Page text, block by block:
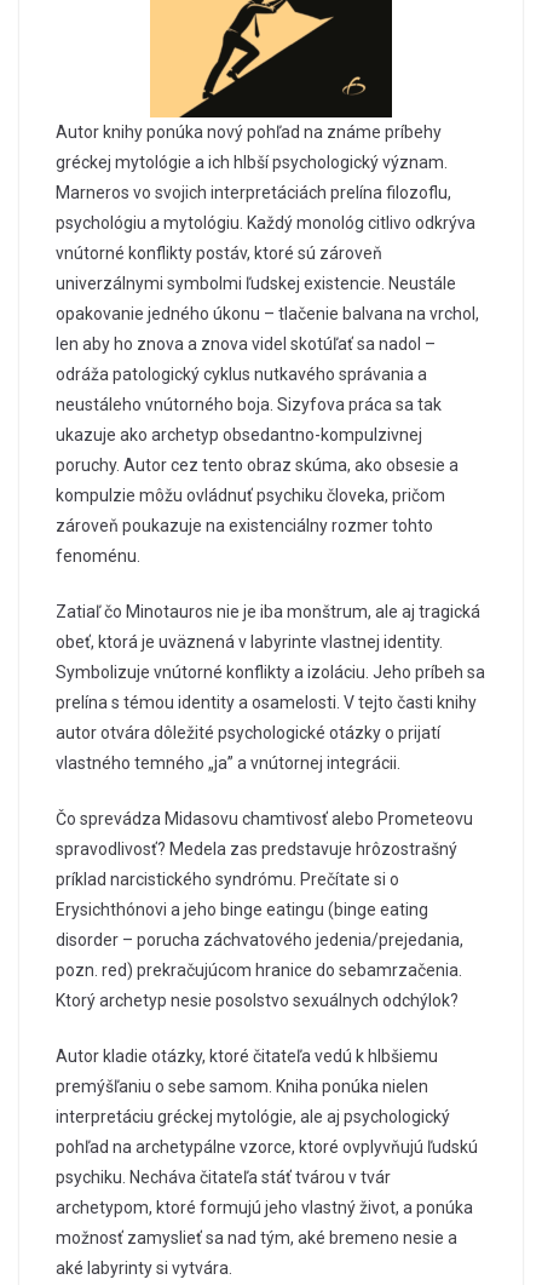
Autor knihy ponúka nový pohľad na známe príbehy
gréckej mytológie a ich hlbší psychologický význam.
Marneros vo svojich interpretáciách prelína filozoflu,
psychológiu a mytológiu. Každý monológ citlivo odkrýva
vnútorné konflikty postáv, ktoré sú zároveň
univerzálnymi symbolmi ľudskej existencie. Neustále
opakovanie jedného úkonu – tlačenie balvana na vrchol,
len aby ho znova a znova videl skotúľať sa nadol –
odráža patologický cyklus nutkavého správania a
neustáleho vnútorného boja. Sizyfova práca sa tak
ukazuje ako archetyp obsedantno-kompulzivnej
poruchy. Autor cez tento obraz skúma, ako obsesie a
kompulzie môžu ovládnuť psychiku človeka, pričom
zároveň poukazuje na existenciálny rozmer tohto
fenoménu.
Zatiaľ čo Minotauros nie je iba monštrum, ale aj tragická
obeť, ktorá je uväznená v labyrinte vlastnej identity.
Symbolizuje vnútorné konflikty a izoláciu. Jeho príbeh sa
prelína s témou identity a osamelosti. V tejto časti knihy
autor otvára dôležité psychologické otázky o prijatí
vlastného temného „ja” a vnútornej integrácii.
Čo sprevádza Midasovu chamtivosť alebo Prometeovu
spravodlivosť? Medela zas predstavuje hrôzostrašný
príklad narcistického syndrómu. Prečítate si o
Erysichthónovi a jeho binge eatingu (binge eating
disorder – porucha záchvatového jedenia/prejedania,
pozn. red) prekračujúcom hranice do sebamrzačenia.
Ktorý archetyp nesie posolstvo sexuálnych odchýlok?
Autor kladie otázky, ktoré čitateľa vedú k hlbšiemu
premýšľaniu o sebe samom. Kniha ponúka nielen
interpretáciu gréckej mytológie, ale aj psychologický
pohľad na archetypálne vzorce, ktoré ovplyvňujú ľudskú
psychiku. Necháva čitateľa stáť tvárou v tvár
archetypom, ktoré formujú jeho vlastný život, a ponúka
možnosť zamyslieť sa nad tým, aké bremeno nesie a
aké labyrinty si vytvára.